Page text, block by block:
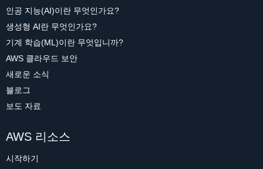
인공 지능(AI)이란 무엇인가요?
생성형 AI란 무엇인가요?
기계 학습(ML)이란 무엇입니까?
AWS 클라우드 보안
새로운 소식
블로그
보도 자료
AWS 리소스
시작하기